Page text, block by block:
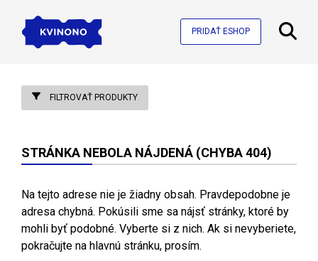
PRIDAŤ ESHOP
FILTROVAŤ PRODUKTY
STRÁNKA NEBOLA NÁJDENÁ (CHYBA 404)
Na tejto adrese nie je žiadny obsah. Pravdepodobne je
adresa chybná. Pokúsili sme sa nájsť stránky, ktoré by
mohli byť podobné. Vyberte si z nich. Ak si nevyberiete,
pokračujte na hlavnú stránku, prosím.